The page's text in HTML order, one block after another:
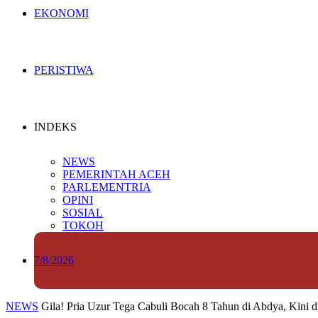
EKONOMI
PERISTIWA
INDEKS
NEWS
PEMERINTAH ACEH
PARLEMENTRIA
OPINI
SOSIAL
TOKOH
7/8/2026
NEWS Gila! Pria Uzur Tega Cabuli Bocah 8 Tahun di Abdya, Kini